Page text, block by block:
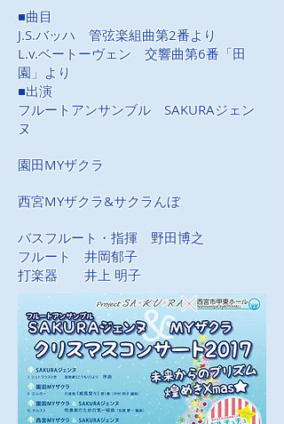
■曲目
J.S.バッハ 管弦楽組曲第2番より
L.v.ベートーヴェン 交響曲第6番「田
園」より
■出演
フルートアンサンブル SAKURAジェン
ヌ
園田MYザクラ
西宮MYザクラ&サクラんぼ
バスフルート・指揮 野田博之
フルート 井岡郁子
打楽器 井上 明子